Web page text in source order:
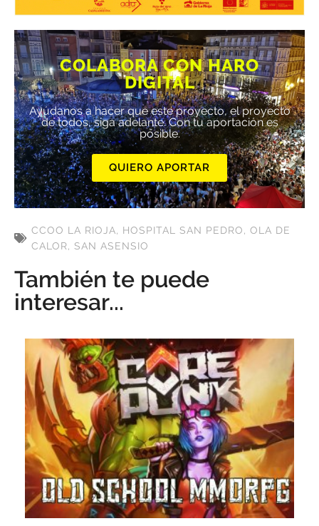
COLABORA CON HARO
DIGITAL
Ayúdanos a hacer que este proyecto, el proyecto
de todos, siga adelante. Con tu aportación es
posible.
QUIERO APORTAR
CCOO LA RIOJA, HOSPITAL SAN PEDRO, OLA DE
CALOR, SAN ASENSIO
También te puede
interesar...